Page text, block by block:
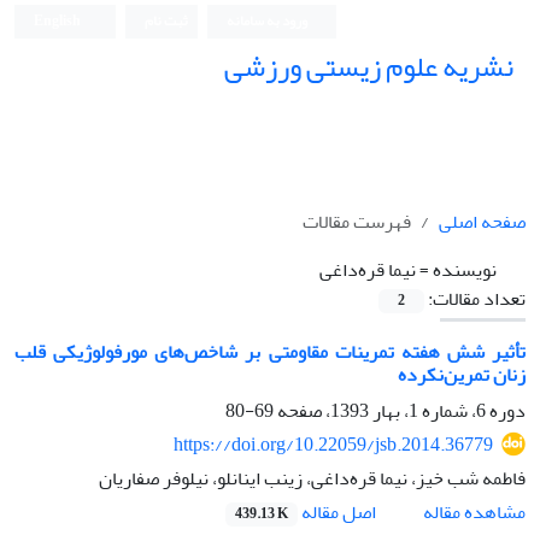
نشریه علوم زیستی ورزشی
صفحه اصلی
فهرست مقالات
نویسنده =نیما قره‌داغی
تعداد مقالات:
2
تأثیر شش هفته تمرینات مقاومتی بر شاخص‌های مورفولوژیکی قلب
زنان تمرین‌نکرده
دوره 6، شماره 1، بهار 1393، صفحه
69-80
https://doi.org/10.22059/jsb.2014.36779
فاطمه شب خیز، نیما قره‌داغی، زینب اینانلو، نیلوفر صفاریان
مشاهده مقاله
اصل مقاله 439.13 K